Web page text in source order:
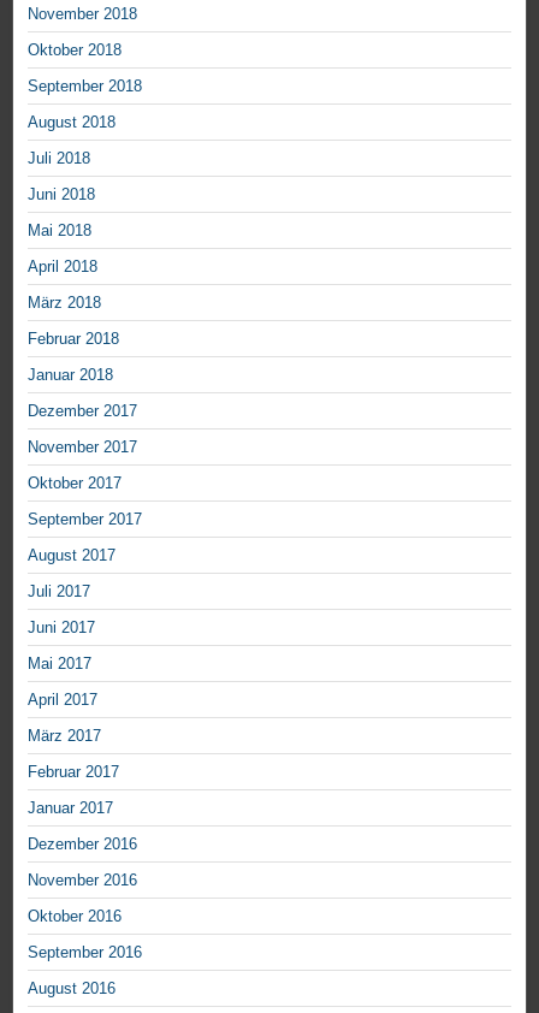
November 2018
Oktober 2018
September 2018
August 2018
Juli 2018
Juni 2018
Mai 2018
April 2018
März 2018
Februar 2018
Januar 2018
Dezember 2017
November 2017
Oktober 2017
September 2017
August 2017
Juli 2017
Juni 2017
Mai 2017
April 2017
März 2017
Februar 2017
Januar 2017
Dezember 2016
November 2016
Oktober 2016
September 2016
August 2016